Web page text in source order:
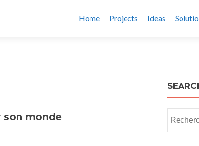
Home Projects Ideas
son monde